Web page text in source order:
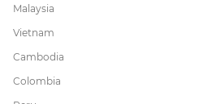
Malaysia
Vietnam
Cambodia
Colombia